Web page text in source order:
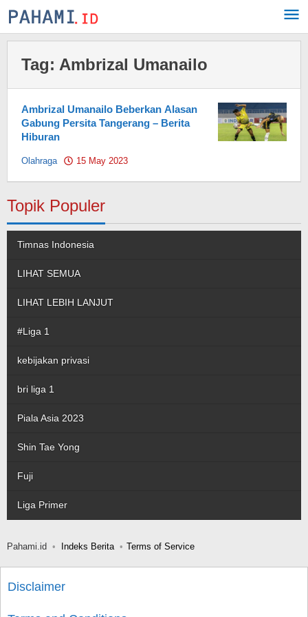
Skip
to
Tag: Ambrizal Umanailo
Ambrizal Umanailo Beberkan Alasan
Gabung Persita Tangerang – Berita
Hiburan
Olahraga 15 May 2023
Topik Populer
Timnas Indonesia
LIHAT SEMUA
LIHAT LEBIH LANJUT
#Liga 1
kebijakan privasi
bri liga 1
Piala Asia 2023
Shin Tae Yong
Fuji
Liga Primer
Pahami.id Indeks Berita Terms of Service
Disclaimer